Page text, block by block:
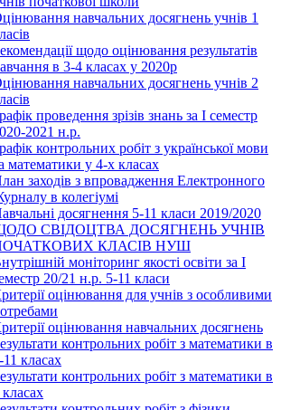
навчальних досягнень учнів 1
щодо оцінювання результатів
в 3-4 класах у 2020р
навчальних досягнень учнів 2
проведення зрізів знань за І семестр
2021 н.р.
контрольних робіт з української мови
математики у 4-х класах
заходів з впровадження Електронного
в колегіумі
досягнення 5-11 класи 2019/2020
СВІДОЦТВА ДОСЯГНЕНЬ УЧНІВ
КЛАСІВ НУШ
моніторинг якості освіти за І
20/21 н.р. 5-11 класи
оцінювання для учнів з особливими
оцінювання навчальних досягнень
контрольних робіт з математики в
11 класах
контрольних робіт з математики в